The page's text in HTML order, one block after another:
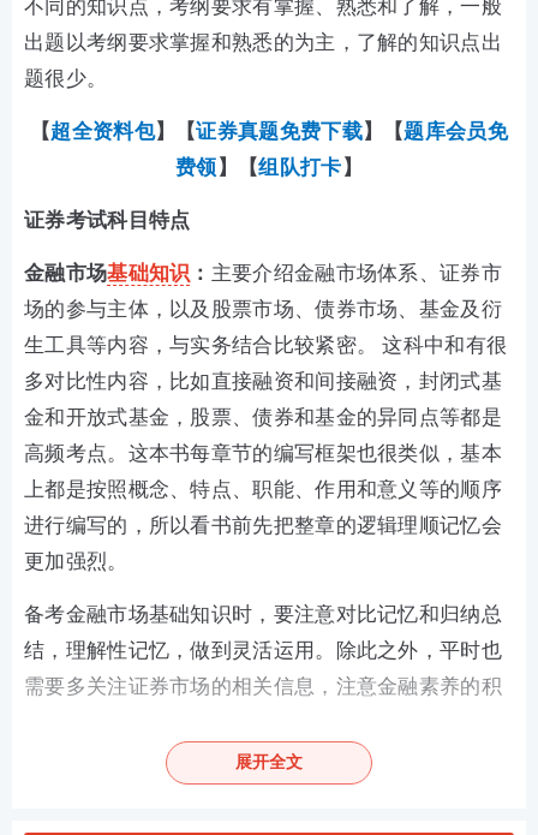
不同的知识点，考纲要求有掌握、熟悉和了解，一般
出题以考纲要求掌握和熟悉的为主，了解的知识点出
题很少。
【超全资料包】【证券真题免费下载】 【题库会员免
费领 】【组队打卡 】
证券考试科目特点
金融市场基础知识 ： 主要介绍金融市场体系、证券市
场的参与主体，以及股票市场、债券市场、基金及衍
生工具等内容，与实务结合比较紧密。 这科中和有很
多对比性内容，比如直接融资和间接融资，封闭式基
金和开放式基金，股票、债券和基金的异同点等都是
高频考点。这本书每章节的编写框架也很类似，基本
上都是按照概念、特点、职能、作用和意义等的顺序
进行编写的，所以看书前先把整章的逻辑理顺记忆会
更加强烈。
备考金融市场基础知识时，要注意对比记忆和归纳总
结，理解性记忆，做到灵活运用。除此之外，平时也
需要多关注证券市场的相关信息，注意金融素养的积
证券市场基本法律法规：涉及内容主要是法律规定、
展开全文